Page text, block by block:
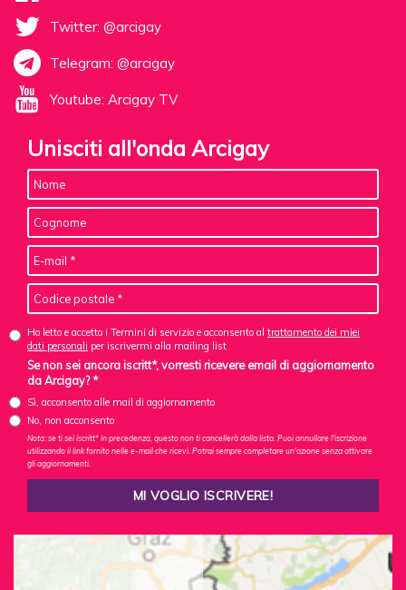
Twitter: @arcigay
Telegram: @arcigay
Youtube: Arcigay TV
Unisciti all'onda Arcigay
Ho letto e accetto i Termini di servizio e acconsento al trattamento dei miei
dati personali per iscrivermi alla mailing list
Se non sei ancora iscritt*, vorresti ricevere email di aggiornamento
da Arcigay? *
Sì, acconsento alle mail di aggiornamento
No, non acconsento
Nota: se ti sei iscritt* in precedenza, questo non ti cancellerà dalla lista. Puoi annullare l'iscrizione
utilizzando il link fornito nelle e-mail che ricevi. Potrai sempre completare un'azione senza attivare
gli aggiornamenti.